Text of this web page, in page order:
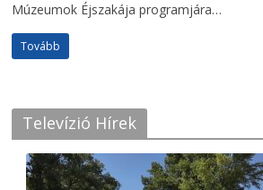
Múzeumok Éjszakája programjára…
Tovább
Televízió Hírek